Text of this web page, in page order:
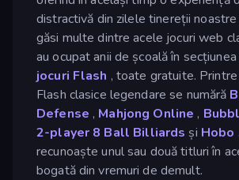
distractivă din zilele tinereții
găsi multe dintre acele jocuri web
au ocupat anii de școală în
jocuri Flash , toate gratuite.
Flash clasice legendare se numără
Defense , Mahjong Online ,
2-player 8 Ball Billiards și Hobo
recunoaște unul sau două titluri în
bogată din vremuri de demult.